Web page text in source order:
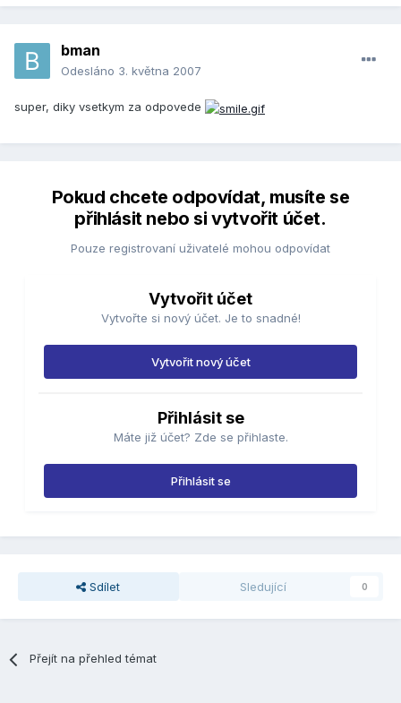
bman
Odesláno 3. května 2007
super, diky vsetkym za odpovede
Pokud chcete odpovídat, musíte se
přihlásit nebo si vytvořit účet.
Pouze registrovaní uživatelé mohou odpovídat
Vytvořit účet
Vytvořte si nový účet. Je to snadné!
Vytvořit nový účet
Přihlásit se
Máte již účet? Zde se přihlaste.
Přihlásit se
Sdílet Sledující 0
Přejít na přehled témat